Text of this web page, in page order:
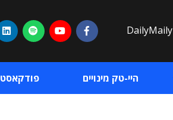
DailyMaily
היי-טק מינויים פודקאסט